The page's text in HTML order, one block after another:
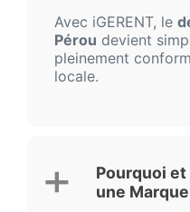
Avec iGERENT, le
Pérou devient
pleinement
locale.
Pourquoi
une